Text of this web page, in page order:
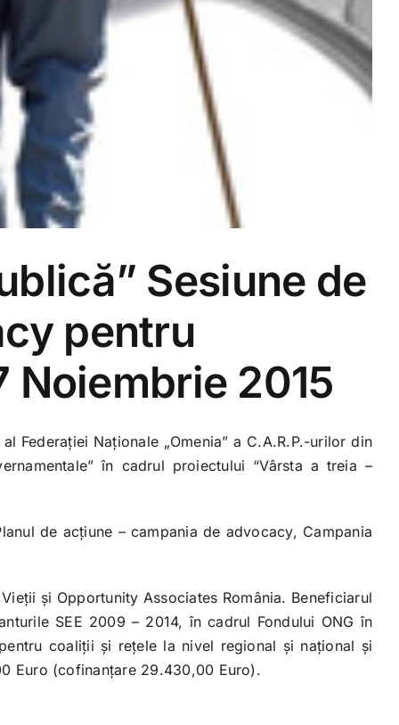
Sesiune de
pentru
2015
Federaţiei Naţionale „Omenia” a C.A.R.P.-urilor din
în cadrul proiectului “Vârsta a treia –
de acţiune – campania de advocacy, Campania
şi Opportunity Associates România. Beneficiarul
SEE 2009 – 2014, în cadrul Fondului ONG în
coaliţii şi reţele la nivel regional şi naţional şi
Euro (cofinanţare 29.430,00 Euro).